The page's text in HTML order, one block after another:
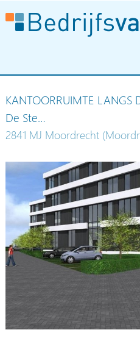
KANTOORRUIMTE
De Ste…
2841 MJ Moordrecht